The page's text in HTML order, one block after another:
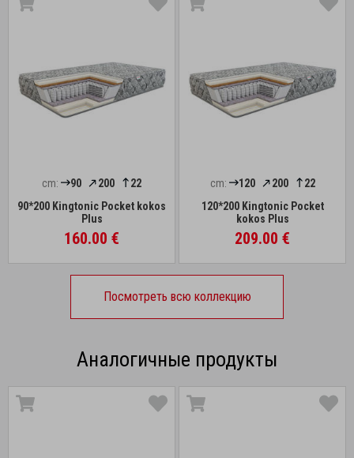
cm: 90 200
22
90*200 Kingtonic Pocket kokos
Plus
160.00 €
cm: 120 200
22
120*200 Kingtonic Pocket
kokos Plus
209.00 €
Посмотреть всю коллекцию
Аналогичные продукты